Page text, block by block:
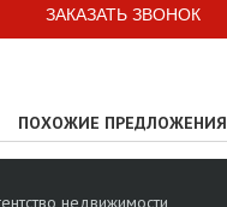
ПОХОЖИЕ ПРЕДЛОЖЕНИЯ